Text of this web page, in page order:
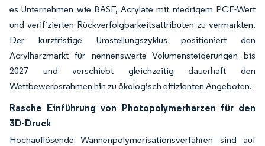
es Unternehmen wie BASF, Acrylate mit niedrigem PCF-Wert
und verifizierten Rückverfolgbarkeitsattributen zu vermarkten.
Der kurzfristige Umstellungszyklus positioniert den
Acrylharzmarkt für nennenswerte Volumensteigerungen bis
2027 und verschiebt gleichzeitig dauerhaft den
Wettbewerbsrahmen hin zu ökologisch effizienten Angeboten.
Rasche Einführung von Photopolymerharzen für den
3D-Druck
Hochauflösende Wannenpolymerisationsverfahren sind auf